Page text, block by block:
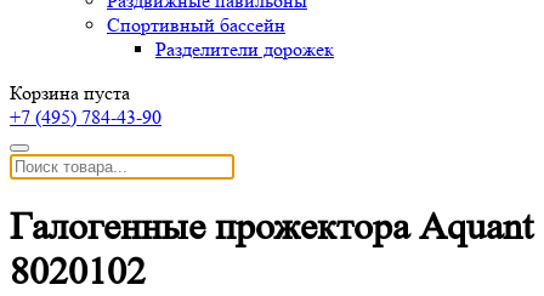
Спортивный бассейн
Разделители дорожек
Корзина пуста
+7 (495) 784-43-90
Галогенные прожектора Aquant
8020102